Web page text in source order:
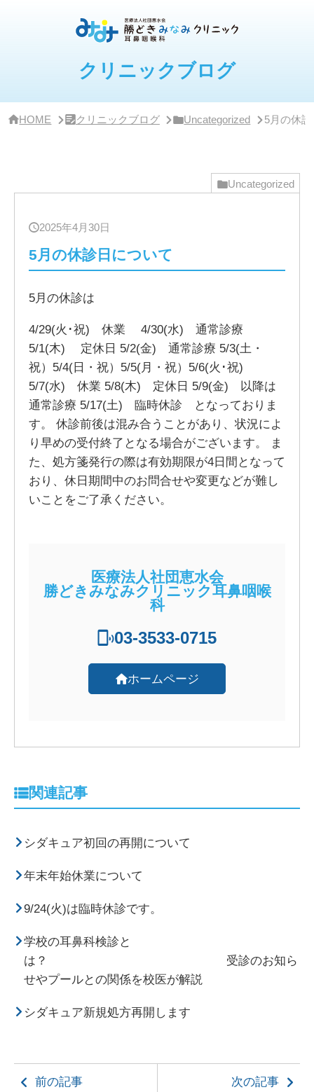
クリニックブログ
HOME クリニックブログ Uncategorized 5月の休
Uncategorized
2025年4月30日
5月の休診日について
5月の休診は
4/29(火･祝) 休業 4/30(水) 通常診療
5/1(木) 定休日 5/2(金) 通常診療 5/3(土・
祝）5/4(日・祝）5/5(月・祝）5/6(火･祝)
5/7(水) 休業 5/8(木) 定休日 5/9(金) 以降は
通常診療 5/17(土) 臨時休診 となっておりま
す。 休診前後は混み合うことがあり、状況によ
り早めの受付終了となる場合がございます。 ま
た、処方箋発行の際は有効期限が4日間となって
おり、休日期間中のお問合せや変更などが難し
いことをご了承ください。
医療法人社団恵水会
勝どきみなみクリニック耳鼻咽喉
科
03-3533-0715
ホームページ
関連記事
シダキュア初回の再開について
年末年始休業について
9/24(火)は臨時休診です。
学校の耳鼻科検診と
は？ 受診のお知ら
せやプールとの関係を校医が解説
シダキュア新規処方再開します
前の記事
次の記事